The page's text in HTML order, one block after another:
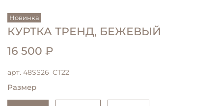
Новинка
арт. 48SS26_CT22
КУРТКА ТРЕНД, БЕЖЕВЫЙ
16 500 ₽
Размер